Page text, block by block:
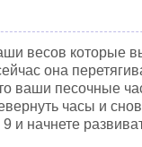
весов которые
она
ваши песочные
часы и
и начнете